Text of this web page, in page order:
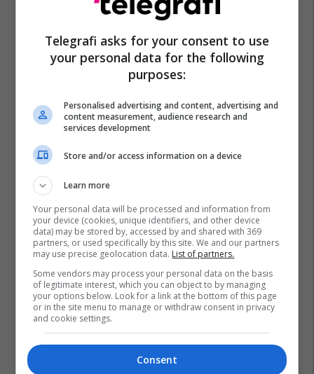
Indonezia
Telegrafi asks for your consent to use
your personal data for the following
purposes:
Personalised advertising and content, advertising and
content measurement, audience research and
services development
Store and/or access information on a device
Learn more
Your personal data will be processed and information from
your device (cookies, unique identifiers, and other device
data) may be stored by, accessed by and shared with 369
partners, or used specifically by this site. We and our partners
may use precise geolocation data. List of partners.
Some vendors may process your personal data on the basis
of legitimate interest, which you can object to by managing
your options below. Look for a link at the bottom of this page
or in the site menu to manage or withdraw consent in privacy
and cookie settings.
Consent